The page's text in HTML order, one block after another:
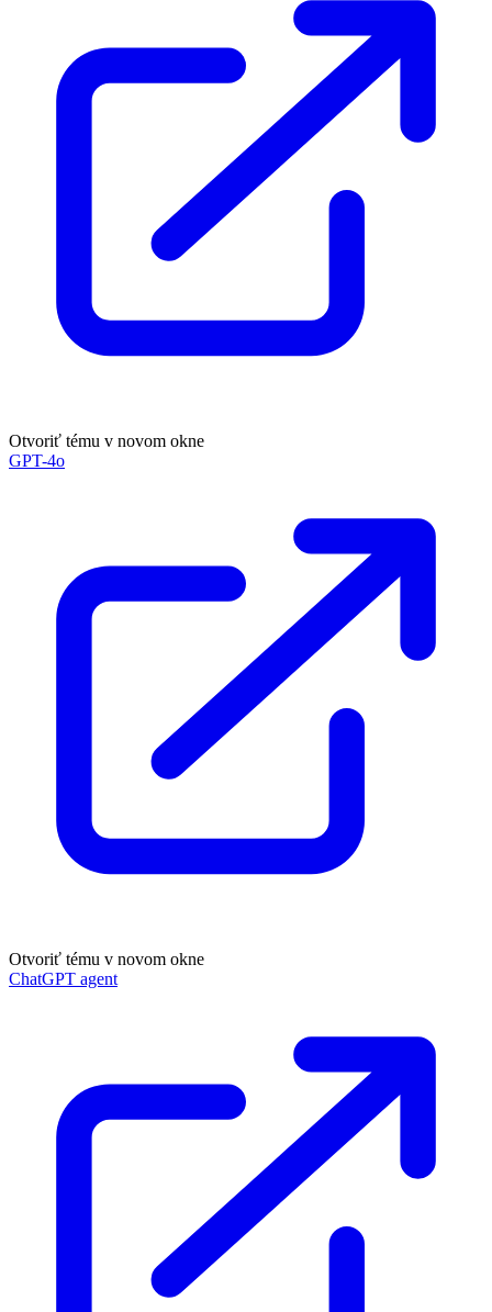
Otvoriť tému v novom okne
GPT-4o
Otvoriť tému v novom okne
ChatGPT agent